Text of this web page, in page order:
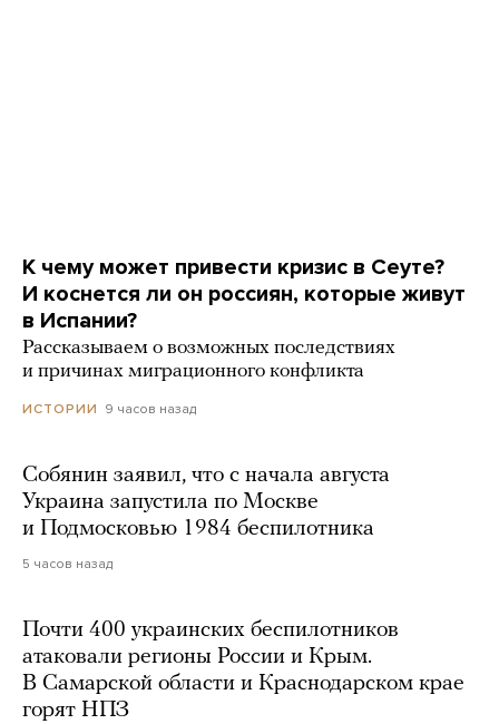
К чему может привести кризис в Сеуте?
И коснется ли он россиян, которые живут
в Испании?
Рассказываем о возможных последствиях
и причинах миграционного конфликта
ИСТОРИИ 9 часов назад
Собянин заявил, что с начала августа
Украина запустила по Москве
и Подмосковью 1984 беспилотника
5 часов назад
Почти 400 украинских беспилотников
атаковали регионы России и Крым.
В Самарской области и Краснодарском крае
горят НПЗ